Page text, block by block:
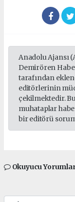
Anadolu Ajansı
Demirören
tarafından
editörlerinin
çekilmektedir.
muhataplar
bir editörü
Okuyucu